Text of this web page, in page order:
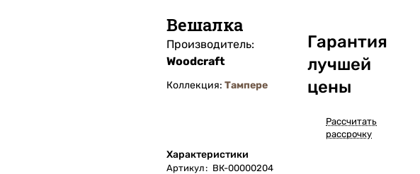
Вешалка
Производитель:
Woodcraft
Коллекция: Тампере
Характеристики
Артикул: ВК-00000204
Гарантия
лучшей
цены
Рассчитать
рассрочку